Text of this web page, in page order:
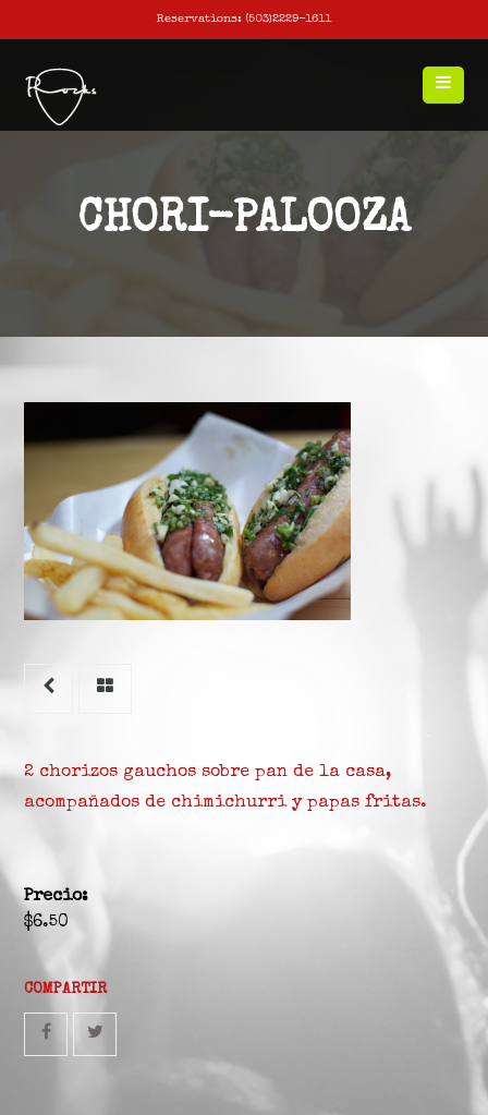
Time:*
Reservations: (503)2229-1611
CHORI-PALOOZA
2 chorizos gauchos sobre pan de la casa,
acompañados de chimichurri y papas fritas.
Precio:
$6.50
COMPARTIR